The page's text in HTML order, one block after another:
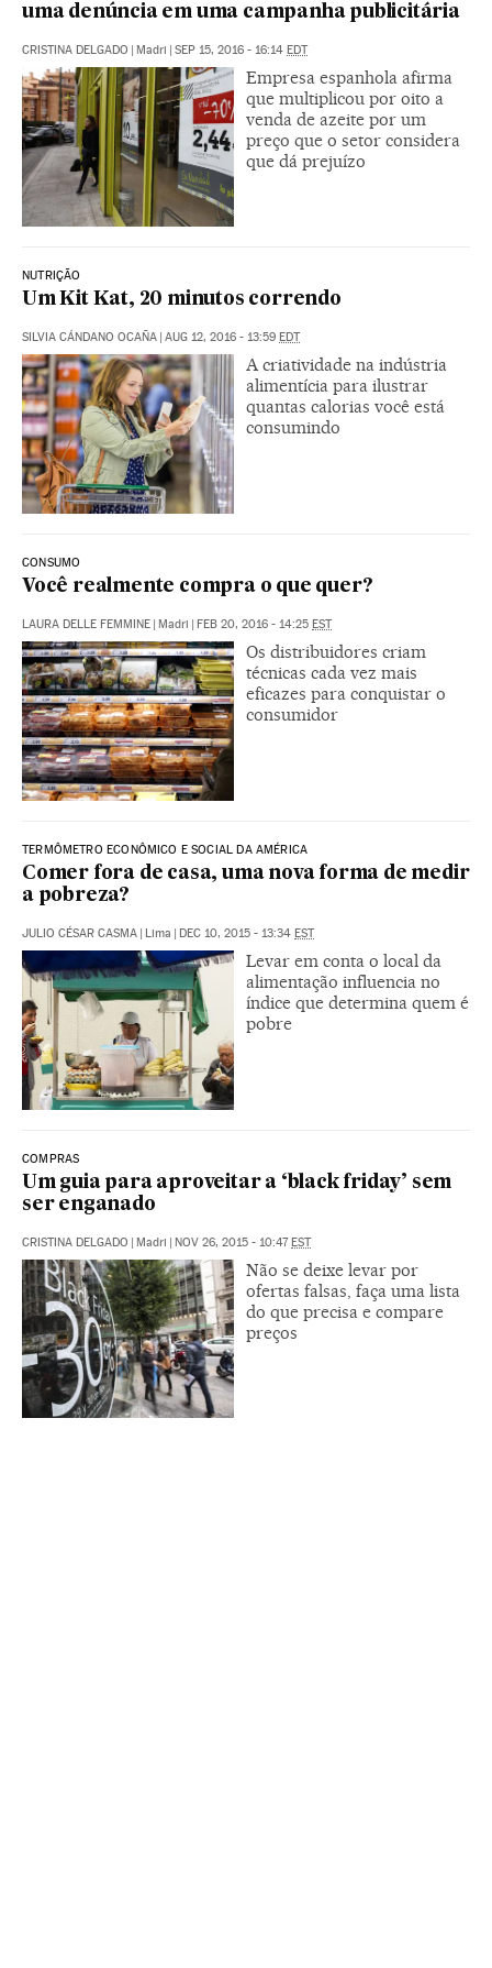
uma denúncia em uma campanha publicitária
CRISTINA DELGADO | Madri | SEP 15, 2016 - 16:14 EDT
Empresa espanhola afirma
que multiplicou por oito a
venda de azeite por um
preço que o setor considera
que dá prejuízo
NUTRIÇÃO
Um Kit Kat, 20 minutos correndo
SILVIA CÁNDANO OCAÑA | AUG 12, 2016 - 13:59 EDT
A criatividade na indústria
alimentícia para ilustrar
quantas calorias você está
consumindo
CONSUMO
Você realmente compra o que quer?
LAURA DELLE FEMMINE | Madri | FEB 20, 2016 - 14:25 EST
Os distribuidores criam
técnicas cada vez mais
eficazes para conquistar o
consumidor
TERMÔMETRO ECONÔMICO E SOCIAL DA AMÉRICA
Comer fora de casa, uma nova forma de medir
a pobreza?
JULIO CÉSAR CASMA | Lima | DEC 10, 2015 - 13:34 EST
Levar em conta o local da
alimentação influencia no
índice que determina quem é
pobre
COMPRAS
Um guia para aproveitar a ‘black friday’ sem
ser enganado
CRISTINA DELGADO | Madri | NOV 26, 2015 - 10:47EST
Não se deixe levar por
ofertas falsas, faça uma lista
do que precisa e compare
preços